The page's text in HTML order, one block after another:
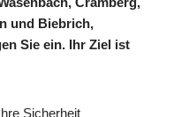
und Biebrich,
Sie ein. Ihr Ziel ist
Sicherheit